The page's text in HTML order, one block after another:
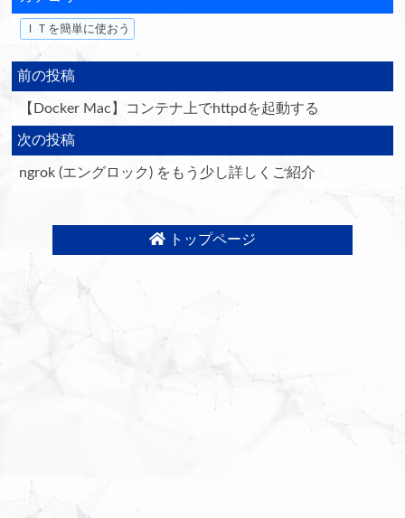
ＩＴを簡単に使おう
前の投稿
【Docker Mac】コンテナ上でhttpdを起動する
次の投稿
ngrok (エングロック) をもう少し詳しくご紹介
トップページ